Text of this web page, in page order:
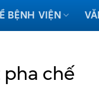
BỆNH VIỆN
chế